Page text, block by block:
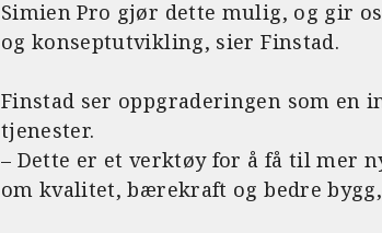
Simien Pro gjør dette mulig, og gir
og konseptutvikling, sier Finstad.
Finstad ser oppgraderingen som en
tjenester.
– Dette er et verktøy for å få til mer
om kvalitet, bærekraft og bedre